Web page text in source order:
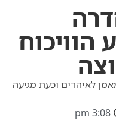
לאיהדים וכעת מגיעה
3:08 pm